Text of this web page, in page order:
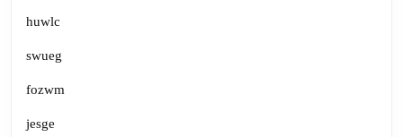
huwlc
swueg
fozwm
jesge